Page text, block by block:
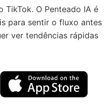
TikTok. O Penteado IA é
para sentir o fluxo antes
ver tendências rápidas